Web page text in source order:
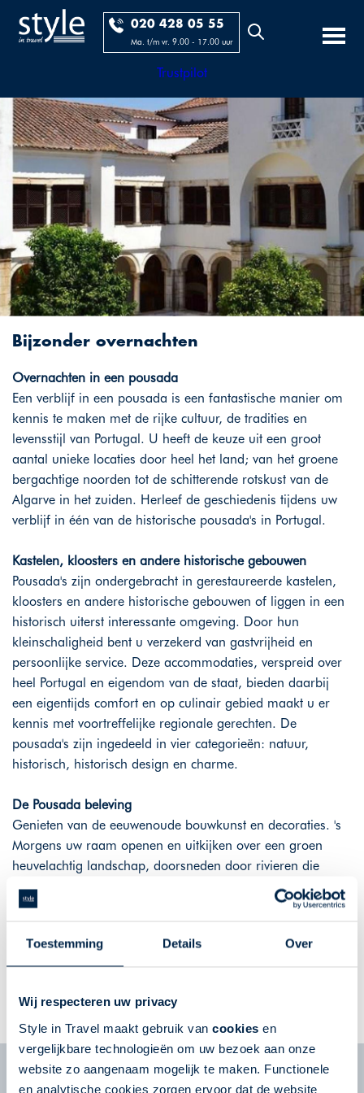
Toestemming Details Over
Wij respecteren uw privacy
Style in Travel maakt gebruik van cookies en
vergelijkbare technologieën om uw bezoek aan onze
website zo aangenaam mogelijk te maken. Functionele
en analytische cookies zorgen ervoor dat de website
020 428 05 55
Ma. t/m vr. 9.00 - 17.00 uur
Trustpilot
Bijzonder overnachten
Overnachten in een pousada
Een verblijf in een pousada is een fantastische manier om
kennis te maken met de rijke cultuur, de tradities en
levensstijl van Portugal. U heeft de keuze uit een groot
aantal unieke locaties door heel het land; van het groene
bergachtige noorden tot de schitterende rotskust van de
Algarve in het zuiden. Herleef de geschiedenis tijdens uw
verblijf in één van de historische pousada's in Portugal.
Kastelen, kloosters en andere historische gebouwen
Pousada's zijn ondergebracht in gerestaureerde kastelen,
kloosters en andere historische gebouwen of liggen in een
historisch uiterst interessante omgeving. Door hun
kleinschaligheid bent u verzekerd van gastvrijheid en
persoonlijke service. Deze accommodaties, verspreid over
heel Portugal en eigendom van de staat, bieden daarbij
een eigentijds comfort en op culinair gebied maakt u er
kennis met voortreffelijke regionale gerechten. De
pousada's zijn ingedeeld in vier categorieën: natuur,
historisch, historisch design en charme.
De Pousada beleving
Genieten van de eeuwenoude bouwkunst en decoraties. 's
Morgens uw raam openen en uitkijken over een groen
heuvelachtig landschap, doorsneden door rivieren die
blinken in het vroege zonlicht. Zet een stap buiten de deur
en verbaas u over de rijkdom van een 16e-eeuwse
verblijf in een regionale pousada.
GA DIRECT NAAR HET REISAANBOD IN PORTUGAL
Nieuwsbrief